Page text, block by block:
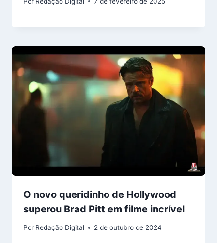
O novo queridinho de Hollywood
superou Brad Pitt em filme incrível
Por Redação Digital 2 de outubro de 2024